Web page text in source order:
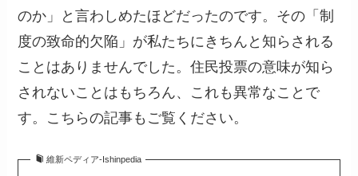
のか」と言わしめたほどだったのです。その「制
度の致命的欠陥」が私たちにきちんと知らされる
ことはありませんでした。住民投票の意味が知ら
されないことはもちろん、これも異常なことで
す。こちらの記事もご覧ください。
維新ペディア-Ishinpedia